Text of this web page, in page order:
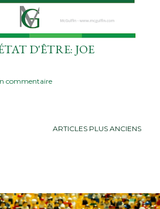
D'ÊTRE: JOE
commentaire
ARTICLES PLUS ANCIENS